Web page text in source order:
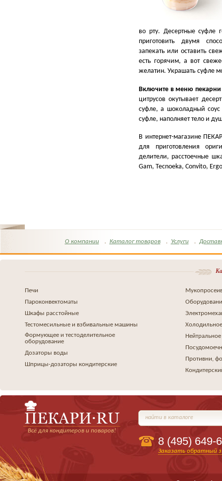
во рту. Десертные суфле
приготовить двумя
запекать или оставить
есть горячим, а вот
желатин. Украшать суфле
Включите в меню
цитрусов окутывает
суфле, а шоколадный соус
суфле, наполняет тело и
В интернет-магазине
для приготовления
делители, расстоечные
Gam, Tecnoeka, Convito,
О компании Каталог товаров Услуги
Печи
Пароконвектоматы
Шкафы расстойные
Тестомесильные и взбивальные машины
Формующее и тестоделительное
оборудование
Дозаторы воды
Шприцы-дозаторы кондитерские
Противни,
Всё для кондитеров и поваров!
найти в каталоге
8 (495) 649-
Заказать обратный